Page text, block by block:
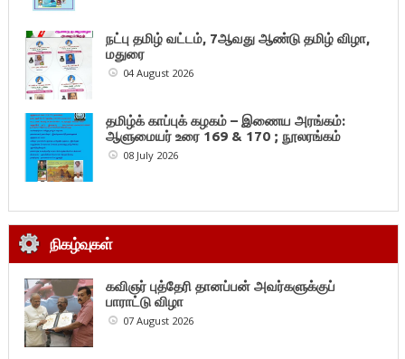
நட்பு தமிழ் வட்டம், 7ஆவது ஆண்டு தமிழ் விழா,
மதுரை
04 August 2026
தமிழ்க் காப்புக் கழகம் – இணைய அரங்கம்:
ஆளுமையர் உரை 169 & 170 ; நூலரங்கம்
08 July 2026
நிகழ்வுகள்
கவிஞர் புத்தேரி தானப்பன் அவர்களுக்குப்
பாராட்டு விழா
07 August 2026